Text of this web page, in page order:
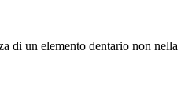
di un elemento dentario non nella